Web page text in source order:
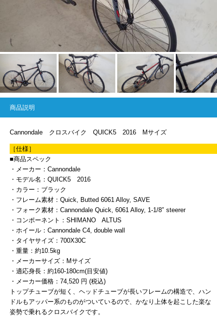
商品説明
Cannondale クロスバイク QUICK5 2016 Mサイズ
［仕様］
■商品スペック
・メーカー：Cannondale
・モデル名：QUICK5 2016
・カラー：ブラック
・フレーム素材：Quick, Butted 6061 Alloy, SAVE
・フォーク素材：Cannondale Quick, 6061 Alloy, 1-1/8″ steerer
・コンポーネント：SHIMANO ALTUS
・ホイール：Cannondale C4, double wall
・タイヤサイズ：700X30C
・重量：約10.5kg
・メーカーサイズ：Mサイズ
・適応身長：約160-180cm(目安値)
・メーカー価格：74,520 円 (税込)
トップチューブが短く、ヘッドチューブが長いフレームの構造で、ハン
ドルもアッパー系のものがついているので、かなり上体を起こした楽な
姿勢で乗れるクロスバイクです。